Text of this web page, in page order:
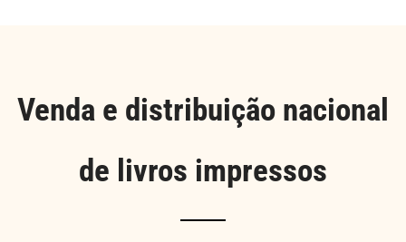
Venda e distribuição nacional
de livros impressos